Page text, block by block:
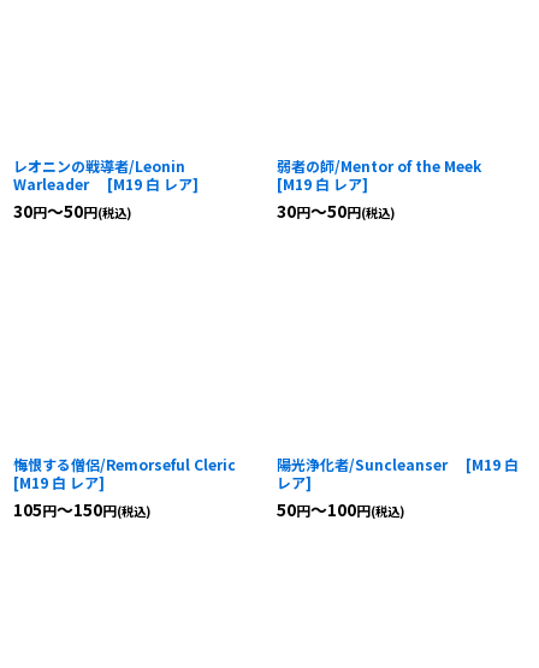
レオニンの戦導者/Leonin
Warleader
[M19 白 レア]
30円～50円(税込)
弱者の師/Mentor of the Meek
[M19 白 レア]
30円～50円(税込)
悔恨する僧侶/Remorseful Cleric
[M19 白 レア]
105円～150円(税込)
陽光浄化者/Suncleanser [M19 白
レア]
50円～100円(税込)